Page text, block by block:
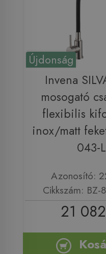
Újdonság
Invena
mosogató
flexibilis
inox/matt
043-L
Azonosító:
Cikkszám:
21